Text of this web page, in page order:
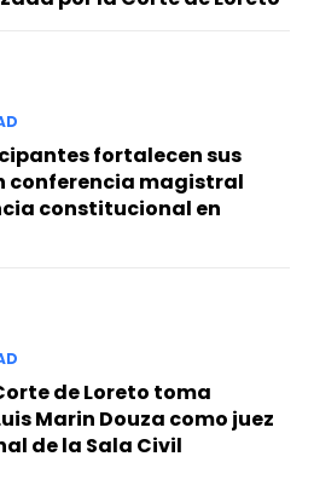
fortalecen sus
conferencia magistral
constitucional en
de Loreto toma
Marin Douza como juez
de la Sala Civil